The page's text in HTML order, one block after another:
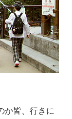
か皆、行きに